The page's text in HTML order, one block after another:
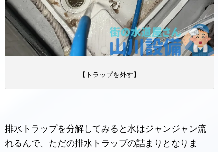
【トラップを外す】
排水トラップを分解してみると水はジャンジャン流
れるんで、ただの排水トラップの詰まりとなりま